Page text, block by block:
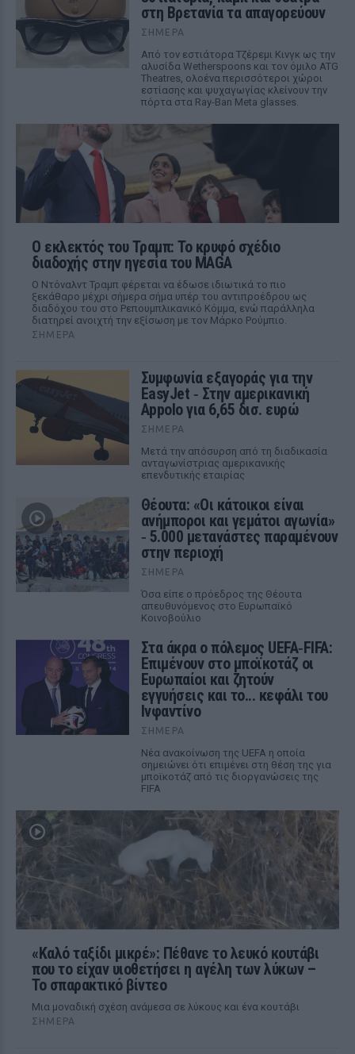
στη Βρετανία τα απαγορεύουν
ΣΉΜΕΡΑ
Από τον εστιάτορα Τζέρεμι Κινγκ ως την
αλυσίδα Wetherspoons και τον όμιλο ATG
Theatres, ολοένα περισσότεροι χώροι
εστίασης και ψυχαγωγίας κλείνουν την
πόρτα στα Ray-Ban Meta glasses.
Ο εκλεκτός του Τραμπ: Το κρυφό σχέδιο
διαδοχής στην ηγεσία του MAGA
Ο Ντόναλντ Τραμπ φέρεται να έδωσε ιδιωτικά το πιο
ξεκάθαρο μέχρι σήμερα σήμα υπέρ του αντιπροέδρου ως
διαδόχου του στο Ρεπουμπλικανικό Κόμμα, ενώ παράλληλα
διατηρεί ανοιχτή την εξίσωση με τον Μάρκο Ρούμπιο.
ΣΉΜΕΡΑ
Συμφωνία εξαγοράς για την
EasyJet ‑ Στην αμερικανική
Appolo για 6,65 δισ. ευρώ
ΣΉΜΕΡΑ
Μετά την απόσυρση από τη διαδικασία
ανταγωνίστριας αμερικανικής
επενδυτικής εταιρίας
Θέουτα: «Οι κάτοικοι είναι
ανήμποροι και γεμάτοι αγωνία»
‑ 5.000 μετανάστες παραμένουν
στην περιοχή
ΣΉΜΕΡΑ
Όσα είπε ο πρόεδρος της Θέουτα
απευθυνόμενος στο Ευρωπαϊκό
Κοινοβούλιο
Στα άκρα ο πόλεμος UEFA‑FIFA:
Επιμένουν στο μποϊκοτάζ οι
Ευρωπαίοι και ζητούν
εγγυήσεις και το... κεφάλι του
Ινφαντίνο
ΣΉΜΕΡΑ
Νέα ανακοίνωση της UEFA η οποία
σημειώνει ότι επιμένει στη θέση της για
μποϊκοτάζ από τις διοργανώσεις της
FIFA
«Καλό ταξίδι μικρέ»: Πέθανε το λευκό κουτάβι
που το είχαν υιοθετήσει η αγέλη των λύκων –
Το σπαρακτικό βίντεο
Μια μοναδική σχέση ανάμεσα σε λύκους και ένα κουτάβι
ΣΉΜΕΡΑ